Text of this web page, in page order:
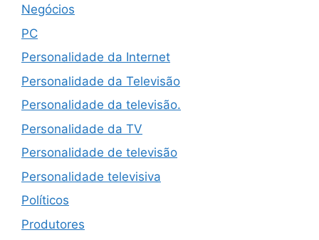
Negócios
PC
Personalidade da Internet
Personalidade da Televisão
Personalidade da televisão.
Personalidade da TV
Personalidade de televisão
Personalidade televisiva
Políticos
Produtores